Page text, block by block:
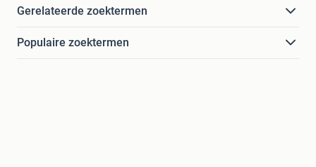
Gerelateerde zoektermen
Populaire zoektermen